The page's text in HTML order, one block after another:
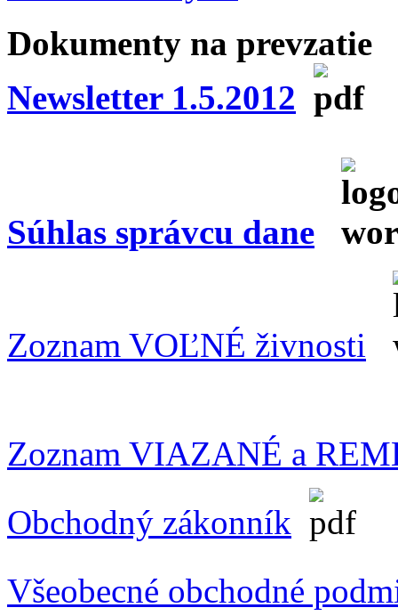
Dokumenty na prevzatie
Newsletter 1.5.2012
Súhlas správcu dane
Zoznam VOĽNÉ živnosti
Zoznam VIAZANÉ a
Obchodný zákonník
Všeobecné obchodné